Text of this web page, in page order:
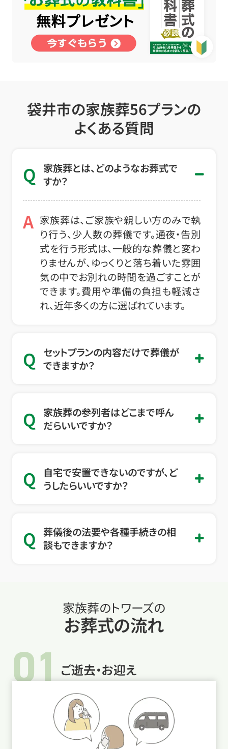
袋井市の家族葬56プランの
よくある質問
Q
家族葬とは、どのようなお葬式で
すか？
A 家族葬は、ご家族や親しい方のみで執
り行う、少人数の葬儀です。通夜・告別
式を行う形式は、一般的な葬儀と変わ
りませんが、ゆっくりと落ち着いた雰囲
気の中でお別れの時間を過ごすことが
できます。費用や準備の負担も軽減さ
れ、近年多くの方に選ばれています。
Q
セットプランの内容だけで葬儀が
できますか？
Q
家族葬の参列者はどこまで呼ん
だらいいですか？
Q
自宅で安置できないのですが、ど
うしたらいいですか？
Q 葬儀後の法要や各種手続きの相
談もできますか？
家族葬のトワーズの
お葬式の流れ
01 ご逝去・お迎え